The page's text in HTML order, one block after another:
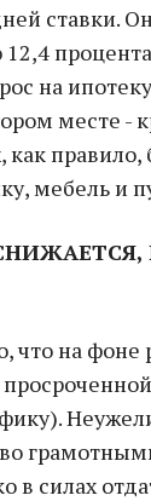
ставки.
12,4
на
месте -
правило,
мебель и
что на фоне
в силах